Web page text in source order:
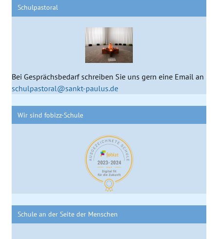
Schulpastoral
Bei Gesprächsbedarf schreiben Sie uns gern eine Email an
schulpastoral@sankt-paulus.de
Wir sind fobizz-Schule
Schule an der Seite der Menschen